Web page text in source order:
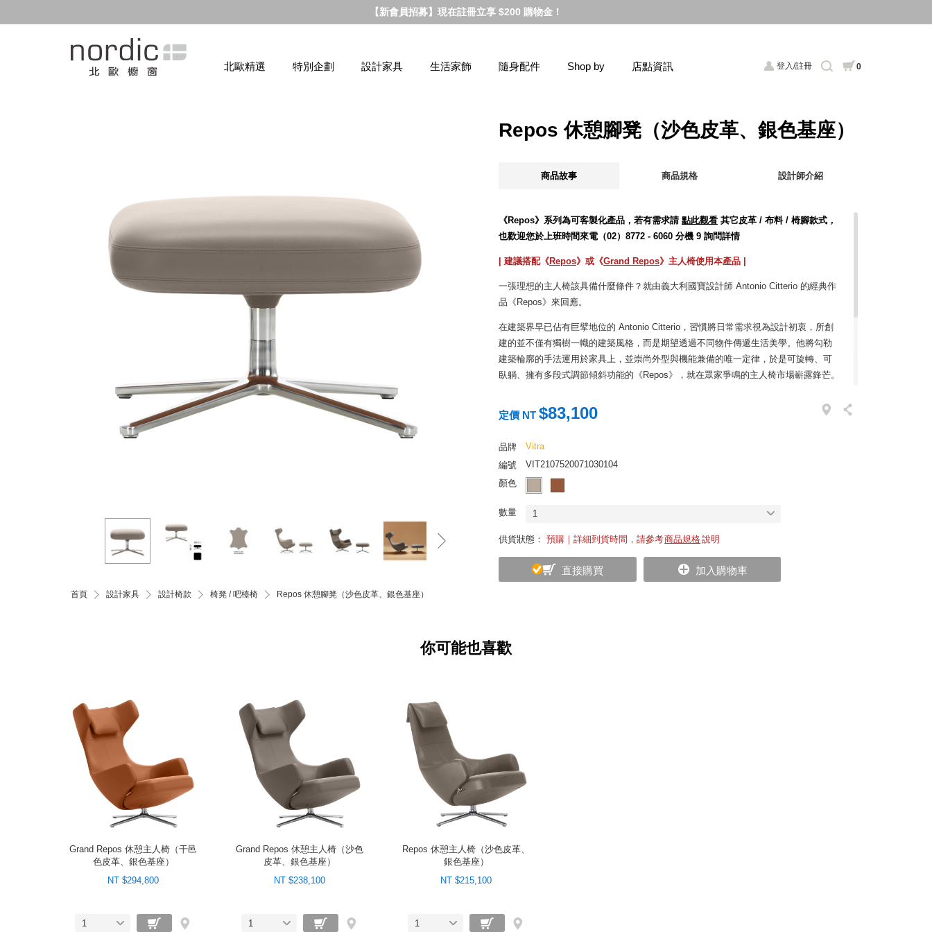
【新會員招募】現在註冊立享 $200 購物金！
登入/註冊 0
北歐精選 特別企劃 設計家具 生活家飾 隨身配件 Shop by 店點資訊
首頁 設計家具 設計椅款 椅凳 / 吧檯椅 Repos 休憩腳凳（沙色皮革、銀色基座）
Repos 休憩腳凳（沙色皮革、銀色基座）
商品故事 商品規格 設計師介紹
《Repos》系列為可客製化產品，若有需求請 點此觀看其它皮革 / 布料 / 椅腳款式，
也歡迎您於上班時間來電（02）8772 - 6060 分機 9 詢問詳情
| 建議搭配《Repos》或《Grand Repos》 主人椅使用本產品 |
一張理想的主人椅該具備什麼條件？就由義大利國寶設計師 Antonio Citterio 的經典作
品《Repos》來回應。
在建築界早已佔有巨擘地位的 Antonio Citterio，習慣將日常需求視為設計初衷，所創
建的並不僅有獨樹一幟的建築風格，而是期望透過不同物件傳遞生活美學。他將勾勒
建築輪廓的手法運用於家具上，並崇尚外型與機能兼備的唯一定律，於是可旋轉、可
臥躺、擁有多段式調節傾斜功能的《Repos》，就在眾家爭鳴的主人椅市場嶄露鋒芒。
級布料或者皮革，凝鍊出一派低調奢華；寬闊的座墊、扶手與高靠背，提供全身絕佳
背阻力根據身體重量進行精確調整，讓脊柱於傾斜座椅的過程中獲得完整撐持，在找
到最舒坦的角度後即可簡單鎖定。羽毛填充的柔軟頸墊，傾躺時使頭頸深度放鬆；亦
可以搭配同系列腳凳使用，讓雙足抬起就能充分享受舒適感。
定價 NT $83,100
品牌
Vitra
編號
VIT2107520071030104
顏色
數量 1
供貨狀態： 預購｜詳細到貨時間，請參考商品規格說明
直接購買 加入購物車
你可能也喜歡
Grand Repos 休憩主人椅（干邑
色皮革、銀色基座）
NT $294,800
1
Grand Repos 休憩主人椅（沙色
皮革、銀色基座）
NT $238,100
1
Repos 休憩主人椅（沙色皮革、
銀色基座）
NT $215,100
1